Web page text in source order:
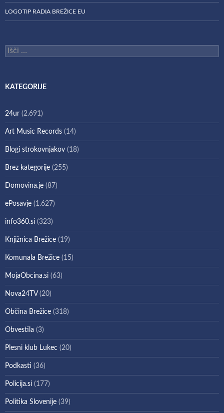
LOGOTIP RADIA BREŽICE EU
Išči:
KATEGORIJE
24ur (2.691)
Art Music Records (14)
Blogi strokovnjakov (18)
Brez kategorije (255)
Domovina.je (87)
ePosavje (1.627)
info360.si (323)
Knjižnica Brežice (19)
Komunala Brežice (15)
MojaObcina.si (63)
Nova24TV(20)
Občina Brežice (318)
Obvestila (3)
Plesni klub Lukec (20)
Podkasti (36)
Policija.si (177)
Politika Slovenije (39)